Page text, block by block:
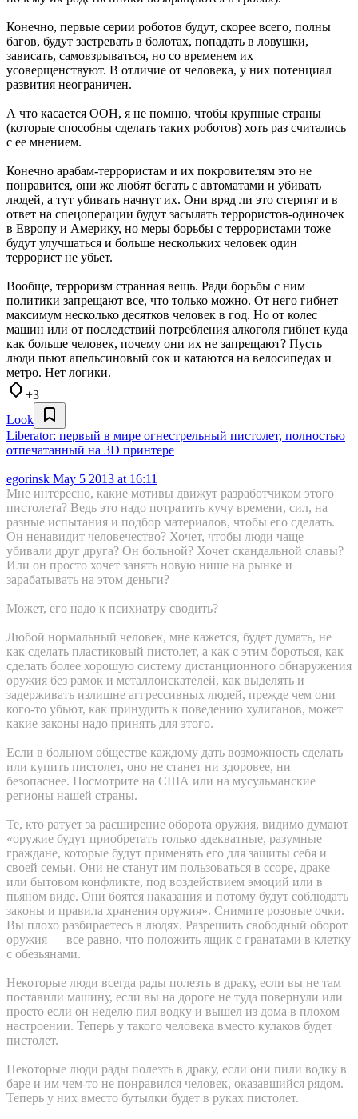
Конечно, первые серии роботов будут, скорее всего, полны
багов, будут застревать в болотах, попадать в ловушки,
зависать, самовзрываться, но со временем их
усоверщенствуют. В отличие от человека, у них потенциал
развития неограничен.
А что касается ООН, я не помню, чтобы крупные страны
(которые способны сделать таких роботов) хоть раз считались
с ее мнением.
Конечно арабам-террористам и их покровителям это не
понравится, они же любят бегать с автоматами и убивать
людей, а тут убивать начнут их. Они вряд ли это стерпят и в
ответ на спецоперации будут засылать террористов-одиночек
в Европу и Америку, но меры борьбы с террористами тоже
будут улучшаться и больше нескольких человек один
террорист не убьет.
Вообще, терроризм странная вещь. Ради борьбы с ним
политики запрещают все, что только можно. От него гибнет
максимум несколько десятков человек в год. Но от колес
машин или от последствий потребления алкоголя гибнет куда
как больше человек, почему они их не запрещают? Пусть
люди пьют апельсиновый сок и катаются на велосипедах и
метро. Нет логики.
+3
Look
Liberator: первый в мире огнестрельный пистолет, полностью
отпечатанный на 3D принтере
egorinsk May 5 2013 at 16:11
Мне интересно, какие мотивы движут разработчиком этого
пистолета? Ведь это надо потратить кучу времени, сил, на
разные испытания и подбор материалов, чтобы его сделать.
Он ненавидит человечество? Хочет, чтобы люди чаще
убивали друг друга? Он больной? Хочет скандальной славы?
Или он просто хочет занять новую нише на рынке и
зарабатывать на этом деньги?
Может, его надо к психиатру сводить?
Любой нормальный человек, мне кажется, будет думать, не
как сделать пластиковый пистолет, а как с этим бороться, как
сделать более хорошую систему дистанционного обнаружения
оружия без рамок и металлоискателей, как выделять и
задерживать излишне аггрессивных людей, прежде чем они
кого-то убьют, как принудить к поведению хулиганов, может
какие законы надо принять для этого.
Если в больном обществе каждому дать возможность сделать
или купить пистолет, оно не станет ни здоровее, ни
безопаснее. Посмотрите на США или на мусульманские
регионы нашей страны.
Те, кто ратует за расширение оборота оружия, видимо думают
«оружие будут приобретать только адекватные, разумные
граждане, которые будут применять его для защиты себя и
своей семьи. Они не станут им пользоваться в ссоре, драке
или бытовом конфликте, под воздействием эмоций или в
пьяном виде. Они боятся наказания и потому будут соблюдать
законы и правила хранения оружия». Снимите розовые очки.
Вы плохо разбираетесь в людях. Разрешить свободный оборот
оружия — все равно, что положить ящик с гранатами в клетку
с обезьянами.
Некоторые люди всегда рады полезть в драку, если вы не там
поставили машину, если вы на дороге не туда повернули или
просто если он неделю пил водку и вышел из дома в плохом
настроении. Теперь у такого человека вместо кулаков будет
пистолет.
Некоторые люди рады полезть в драку, если они пили водку в
баре и им чем-то не понравился человек, оказавшийся рядом.
Теперь у них вместо бутылки будет в руках пистолет.